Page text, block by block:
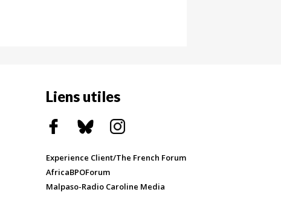
Liens utiles
Experience Client/The French Forum
AfricaBPOForum
Malpaso-Radio Caroline Media